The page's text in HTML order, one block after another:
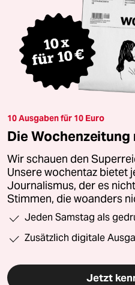
10 Ausgaben für 10 Euro
Die
Wir schauen den
Unsere wochentaz bietet
Journalismus, der es
Stimmen, die woanders
Jeden Samstag als
Zusätzlich digitale
Jetzt